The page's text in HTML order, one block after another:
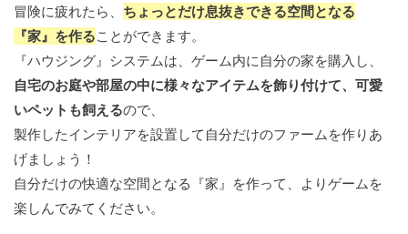
冒険に疲れたら、 ちょっとだけ息抜きできる空間となる
『家』を作ることができます。
『ハウジング』システムは、ゲーム内に自分の家を購入し、
自宅のお庭や部屋の中に様々なアイテムを飾り付けて、可愛
いペットも飼えるので、
製作したインテリアを設置して自分だけのファームを作りあ
げましょう！
自分だけの快適な空間となる『家』を作って、よりゲームを
楽しんでみてください。